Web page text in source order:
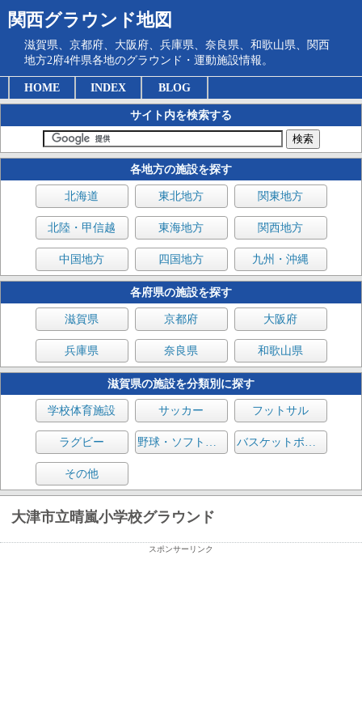
関西グラウンド地図
滋賀県、京都府、大阪府、兵庫県、奈良県、和歌山県、関西
地方2府4件県各地のグラウンド・運動施設情報。
HOME INDEX BLOG
サイト内を検索する
各地方の施設を探す
北海道 東北地方 関東地方
北陸・甲信越 東海地方 関西地方
中国地方 四国地方 九州・沖縄
各府県の施設を探す
滋賀県 京都府 大阪府
兵庫県 奈良県 和歌山県
滋賀県の施設を分類別に探す
学校体育施設 サッカー フットサル
ラグビー 野球・ソフトボール バスケットボール
その他
大津市立晴嵐小学校グラウンド
スポンサーリンク